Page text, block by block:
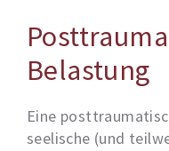
Belastung
Eine
seelische (und